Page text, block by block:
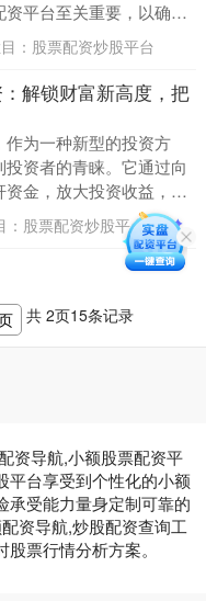
平台至关重要，以确保
顺利。 **推荐的股票配资
： 股票配资炒股平台
解锁财富新高度，把
作为一种新型的投资方
资者的青睐。它通过向
金，放大投资收益，为
的财富增长空间。 **配资
股票配资炒股平台
共 2页15条记录
资导航,小额股票配资平
平台享受到个性化的小额
承受能力量身定制可靠的
资导航,炒股配资查询工
票行情分析方案。